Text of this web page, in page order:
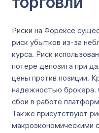
Риски на Форексе
риск убытков из-за
курса. Риск
потере депозита при
цены против позиции.
надежностью брокера.
сбои в работе
Также присутствуют
макроэкономическими